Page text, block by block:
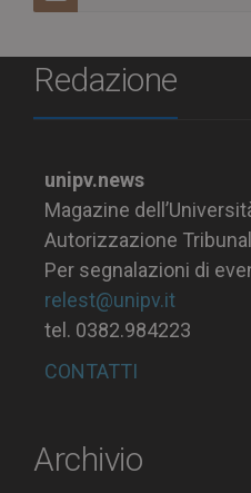
Redazione
unipv.news
Magazine
Autorizzazione
Per segnalazioni di
relest@unipv.it
tel. 0382.984223
CONTATTI
Archivio